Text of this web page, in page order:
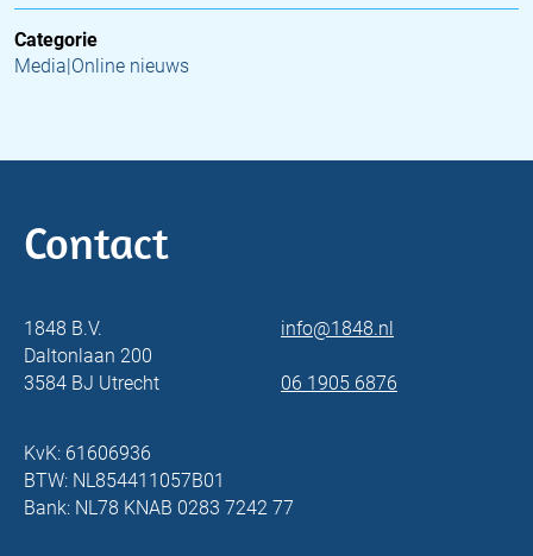
Categorie
Media|Online nieuws
Contact
1848 B.V.
Daltonlaan 200
3584 BJ Utrecht
info@1848.nl
06 1905 6876
KvK: 61606936
BTW: NL854411057B01
Bank: NL78 KNAB 0283 7242 77